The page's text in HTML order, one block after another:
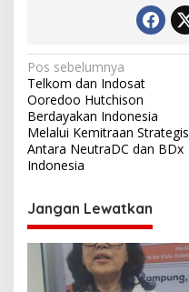
N
a
v
i
g
a
s
i
p
Pos sebelumnya
Telkom dan Indosat
Ooredoo Hutchison
Berdayakan Indonesia
Melalui Kemitraan Strategis
Antara NeutraDC dan BDx
Indonesia
Jangan Lewatkan